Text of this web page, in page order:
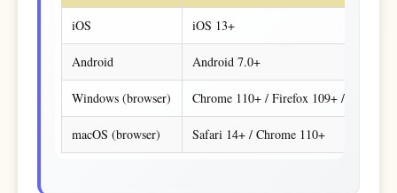
iOS iOS 13+
Android Android 7.0+
Windows (browser) Chrome 110+ / Firefox 109+ / Edge
macOS (browser) Safari 14+ / Chrome 110+